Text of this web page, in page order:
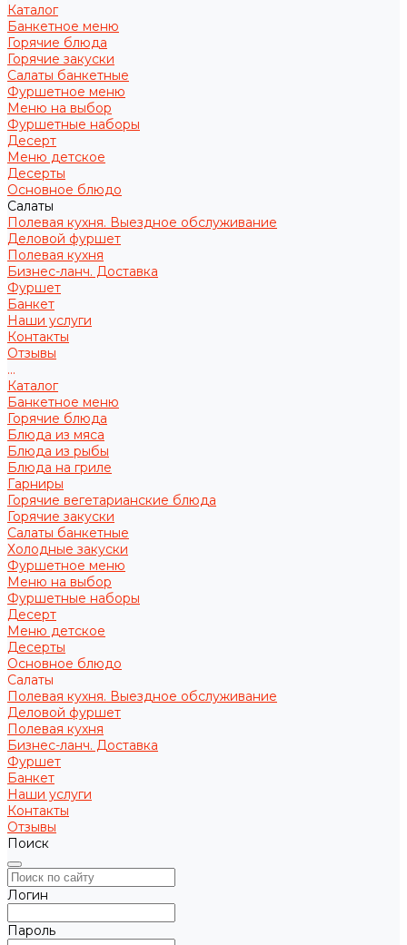
Каталог
Банкетное меню
Горячие блюда
Горячие закуски
Салаты банкетные
Фуршетное меню
Меню на выбор
Фуршетные наборы
Десерт
Меню детское
Десерты
Основное блюдо
Салаты
Полевая кухня. Выездное обслуживание
Деловой фуршет
Полевая кухня
Бизнес-ланч. Доставка
Фуршет
Банкет
Наши услуги
Контакты
Отзывы
...
Каталог
Банкетное меню
Горячие блюда
Блюда из мяса
Блюда из рыбы
Блюда на гриле
Гарниры
Горячие вегетарианские блюда
Горячие закуски
Салаты банкетные
Холодные закуски
Фуршетное меню
Меню на выбор
Фуршетные наборы
Десерт
Меню детское
Десерты
Основное блюдо
Салаты
Полевая кухня. Выездное обслуживание
Деловой фуршет
Полевая кухня
Бизнес-ланч. Доставка
Фуршет
Банкет
Наши услуги
Контакты
Отзывы
Поиск
Логин
Пароль